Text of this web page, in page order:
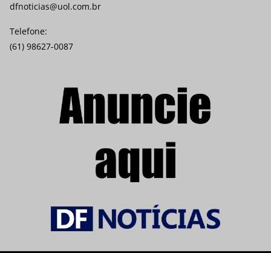
dfnoticias@uol.com.br
Telefone:
(61) 98627-0087